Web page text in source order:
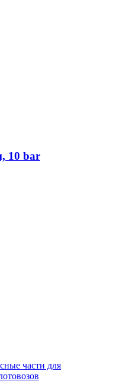
10 bar
части для